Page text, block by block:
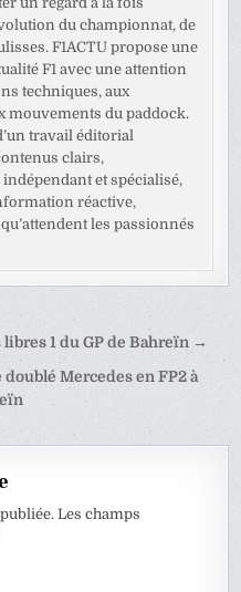
du championnat, de
F1ACTU propose une
F1 avec une attention
techniques, aux
mouvements du paddock.
travail éditorial
clairs,
et spécialisé,
réactive,
les passionnés
libres 1 du GP de Bahreïn →
Mercedes en FP2 à
Les champs